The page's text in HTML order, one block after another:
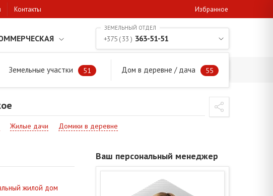
Контакты Избранное
Земельные участки 51 Дом в деревне / дача 55
+375 ( 33 ) 363-51-51
Высокое
Жилые дачи Домики в деревне
жилой дом
Ваш персональный менеджер